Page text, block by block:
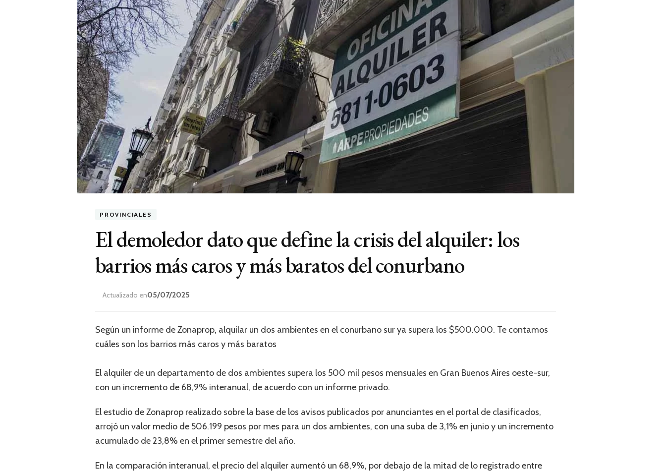
PROVINCIALES
El demoledor dato que define la crisis del alquiler: los
barrios más caros y más baratos del conurbano
Actualizado en05/07/2025
Según un informe de Zonaprop, alquilar un dos ambientes en el conurbano sur ya supera los $500.000. Te contamos
cuáles son los barrios más caros y más baratos
El alquiler de un departamento de dos ambientes supera los 500 mil pesos mensuales en Gran Buenos Aires oeste-sur,
con un incremento de 68,9% interanual, de acuerdo con un informe privado.
El estudio de Zonaprop realizado sobre la base de los avisos publicados por anunciantes en el portal de clasificados,
arrojó un valor medio de 506.199 pesos por mes para un dos ambientes, con una suba de 3,1% en junio y un incremento
acumulado de 23,8% en el primer semestre del año.
En la comparación interanual, el precio del alquiler aumentó un 68,9%, por debajo de la mitad de lo registrado entre